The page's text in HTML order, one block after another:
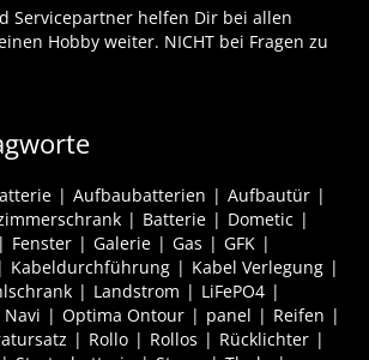
Servicepartner helfen Dir bei allen
Hobby weiter. NICHT bei Fragen zu
Aufbaubatterien
Aufbautür
Batterie
Dometic
Fenster Galerie Gas
GFK
Kabeldurchführung
Kabel Verlegung
Landstrom
LiFePO4
Navi Optima Ontour panel
Reifen
Rollo Rollos
Rücklichter